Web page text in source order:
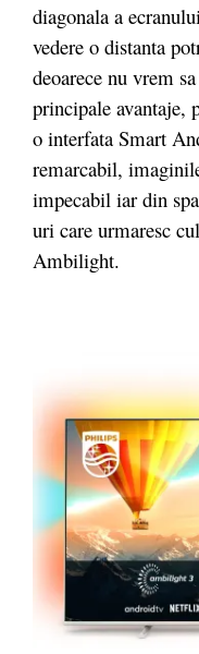
diagonala a
vedere o distanta
deoarece nu vrem
principale avantaje,
o interfata Smart
remarcabil,
impecabil iar din
uri care urmaresc
Ambilight.